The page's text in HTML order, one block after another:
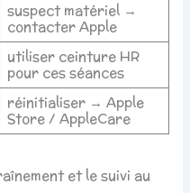
suspect matériel →
contacter Apple
utiliser ceinture HR
pour ces séances
réinitialiser → Apple
Store / AppleCare
et le suivi au